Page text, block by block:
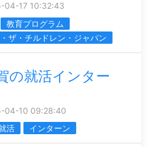
04-17 10:32:43
教育プログラム
ザ・チルドレン・ジャパン
の就活インター
04-10 09:28:40
活 インターン